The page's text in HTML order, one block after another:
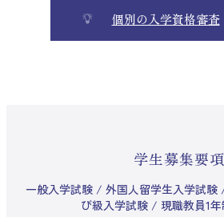
個別の入学資格審査
学生募集要項
一般入学試験 / 外国人留学生入学試
び級入学試験 / 現職教員1